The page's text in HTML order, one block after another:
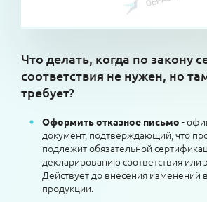
Что делать, когда по закону
соответствия не нужен, но
требует?
Оформить отказное письмо -
документ, подтверждающий, что
подлежит обязательной
декларированию соответствия или
Действует до внесения изменений
продукции.